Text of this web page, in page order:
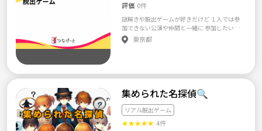
評価 0件
謎解きや脱出ゲームが好きだけど １人では参
加できない公演や仲間と一緒に 参加したい公
演をメンバー募集して 共に脱出するサークル
です!
東京都
集められた名探偵🔍
リアル脱出ゲーム
★★★★★ 4件